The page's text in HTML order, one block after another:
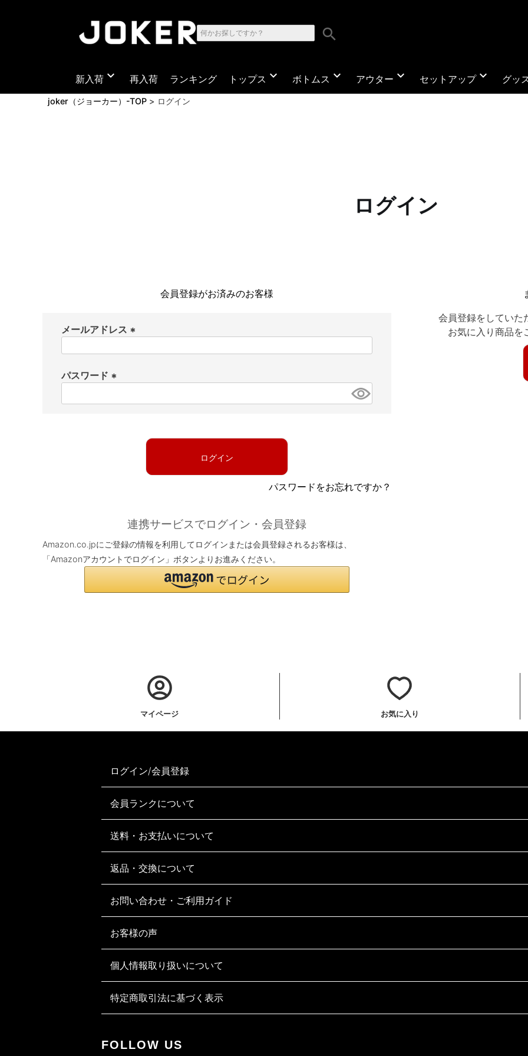
search
新入荷 expand_more 再入荷 ランキング トップス expand_more ボトムス expand_more アウター expand_more セットアップexpand_more グッ
joker（ジョーカー）-TOP ログイン
ログイン
会員登録がお済みのお客様
メールアドレス
パスワード
必
ログイン
パスワードをお忘れですか？
連携サービスでログイン・会員登録
Amazon.co.jpにご登録の情報を利用してログインまたは会員登録されるお客様は、
「Amazonアカウントでログイン」ボタンよりお進みください。
会員登録をしていた
お気に入り商品を
マイページ お気に入り
ログイン/会員登録
会員ランクについて
送料・お支払いについて
返品・交換について
お問い合わせ・ご利用ガイド
お客様の声
個人情報取り扱いについて
特定商取引法に基づく表示
FOLLOW US